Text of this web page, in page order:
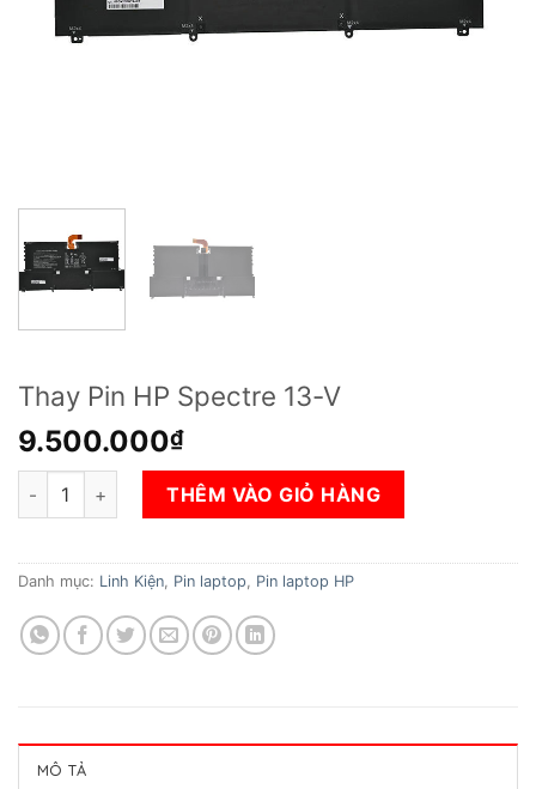
Thay Pin HP Spectre 13-V
9.500.000₫
Thay Pin HP Spectre 13-V số lượng
THÊM VÀO GIỎ HÀNG
Danh mục: Linh Kiện, Pin laptop, Pin laptop HP
MÔ TẢ